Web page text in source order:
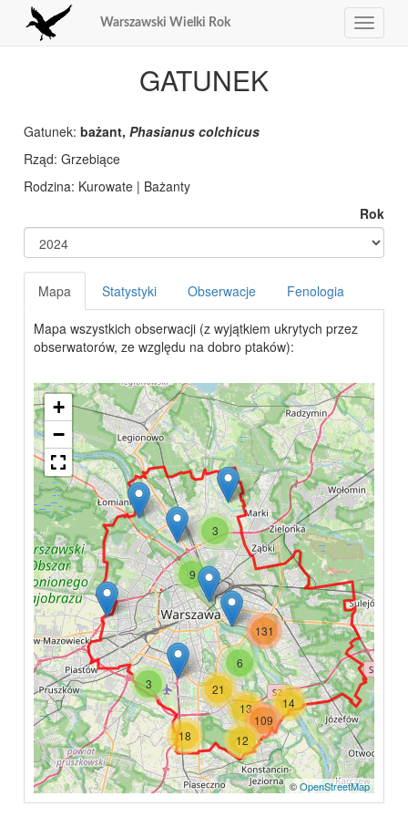
Toggle
Warszawski Wielki Rok
GATUNEK
Gatunek:bażant,Phasianus colchicus
Rząd: Grzebiące
Rodzina: Kurowate | Bażanty
Rok
Mapa Statystyki Obserwacje Fenologia
Mapa wszystkich obserwacji (z wyjątkiem ukrytych przez
obserwatorów, ze względu na dobro ptaków):
18
3
3
9
21
6
131
14
13
12
109
+
−
©OpenStreetMap